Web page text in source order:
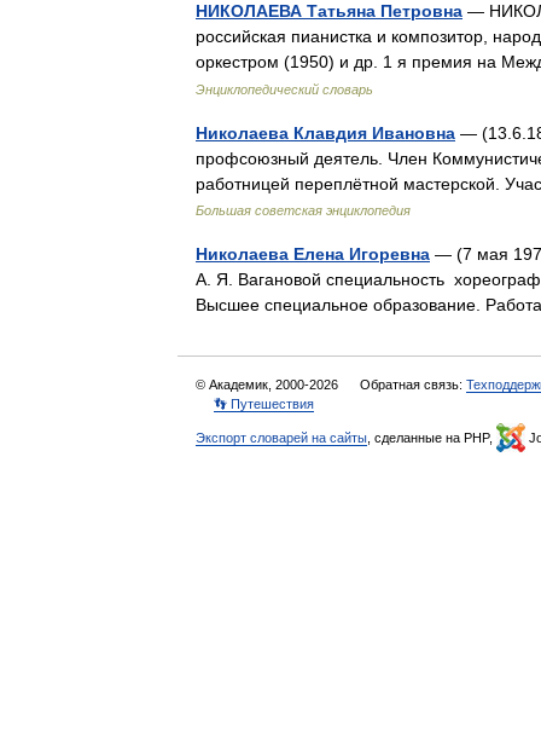
НИКОЛАЕВА Татьяна Петровна —
российская пианистка и композитор,
оркестром (1950) и др. 1 я премия на
Энциклопедический словарь
Николаева Клавдия Ивановна —
профсоюзный деятель. Член
работницей переплётной мастерской.
Большая советская энциклопедия
Николаева Елена Игоревна — (7 мая
А. Я. Вагановой специальность
Высшее специальное образование.
© Академик, 2000-2026 Обратная связь:
👣 Путешествия
Экспорт словарей на сайты , сделанные на PHP,